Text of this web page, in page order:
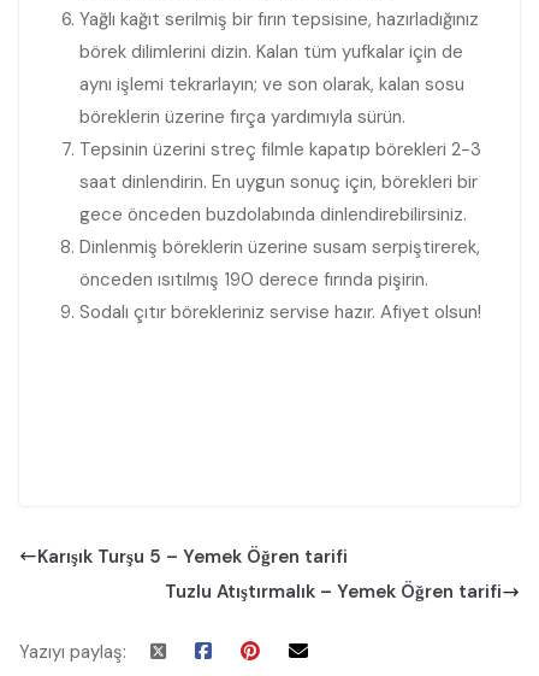
Yağlı kağıt serilmiş bir fırın tepsisine, hazırladığınız
börek dilimlerini dizin. Kalan tüm yufkalar için de
aynı işlemi tekrarlayın; ve son olarak, kalan sosu
böreklerin üzerine fırça yardımıyla sürün.
Tepsinin üzerini streç filmle kapatıp börekleri 2-3
saat dinlendirin. En uygun sonuç için, börekleri bir
gece önceden buzdolabında dinlendirebilirsiniz.
Dinlenmiş böreklerin üzerine susam serpiştirerek,
önceden ısıtılmış 190 derece fırında pişirin.
Sodalı çıtır börekleriniz servise hazır. Afiyet olsun!
Karışık Turşu 5 – Yemek Öğren tarifi
Tuzlu Atıştırmalık – Yemek Öğren tarifi
Yazıyı paylaş: